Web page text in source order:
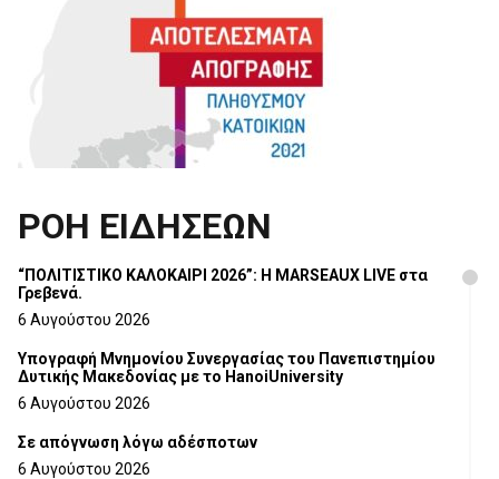
ΡΟΗ ΕΙΔΗΣΕΩΝ
“ΠΟΛΙΤΙΣΤΙΚΟ ΚΑΛΟΚΑΙΡΙ 2026”: Η MARSEAUX LIVE στα
Γρεβενά.
6 Αυγούστου 2026
Υπογραφή Μνημονίου Συνεργασίας του Πανεπιστημίου
Δυτικής Μακεδονίας με το HanoiUniversity
6 Αυγούστου 2026
Σε απόγνωση λόγω αδέσποτων
6 Αυγούστου 2026